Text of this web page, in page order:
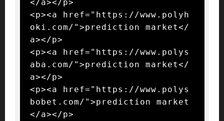
</a></p>
<p><a href="https://www.polyh
oki.com/">prediction market</
a></p>
<p><a href="https://www.polys
aba.com/">prediction market</
a></p>
<p><a href="https://www.polys
bobet.com/">prediction market
</a></p>